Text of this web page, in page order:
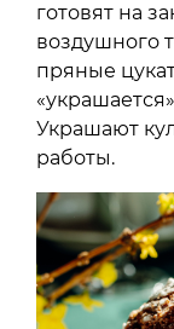
готовят на
воздушного
пряные
Украшают
работы.